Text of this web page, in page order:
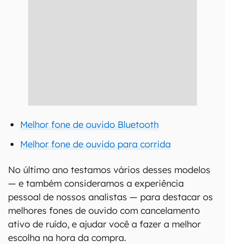
Melhor fone de ouvido Bluetooth
Melhor fone de ouvido para corrida
No último ano testamos vários desses modelos
— e também consideramos a experiência
pessoal de nossos analistas — para destacar os
melhores fones de ouvido com cancelamento
ativo de ruído, e ajudar você a fazer a melhor
escolha na hora da compra.